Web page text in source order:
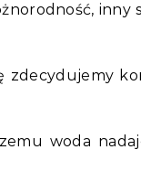
inny
woda